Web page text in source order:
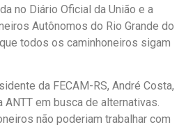
no Diário Oficial da União e a
Autônomos do Rio Grande do
todos os caminhoneiros sigam
da FECAM-RS, André Costa,
ANTT em busca de alternativas.
não poderiam trabalhar com